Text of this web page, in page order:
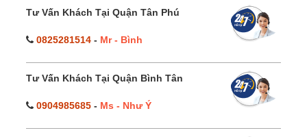
Tư Vấn Khách Tại Quận Tân Phú
0825281514 - Mr - Bình
Tư Vấn Khách Tại Quận Bình Tân
0904985685 - Ms - Như Ý